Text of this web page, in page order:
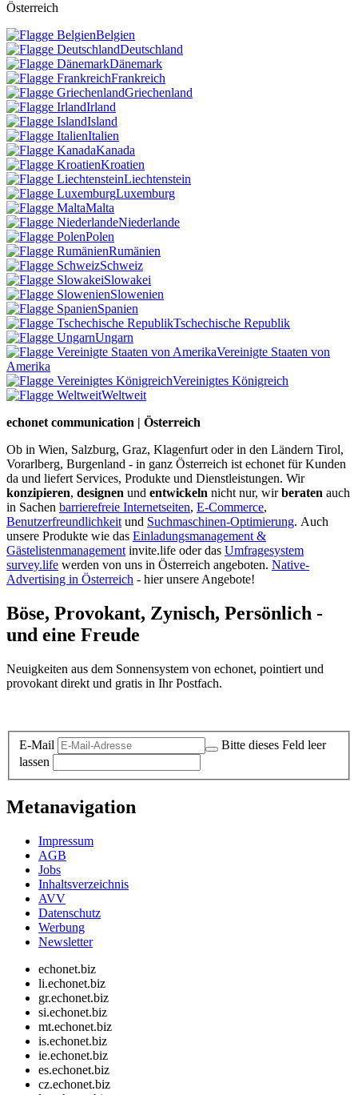
Österreich
Belgien
Deutschland
Dänemark
Frankreich
Griechenland
Irland
Island
Italien
Kanada
Kroatien
Liechtenstein
Luxemburg
Malta
Niederlande
Polen
Rumänien
Schweiz
Slowakei
Slowenien
Spanien
Tschechische Republik
Ungarn
Vereinigte Staaten von
Amerika
Vereinigtes Königreich
Weltweit
echonet communication | Österreich
Ob in Wien, Salzburg, Graz, Klagenfurt oder in den Ländern Tirol,
Vorarlberg, Burgenland - in ganz Österreich ist echonet für Kunden
da und liefert Services, Produkte und Dienstleistungen. Wir
konzipieren, designen und entwickeln nicht nur, wirberaten auch
in Sachen barrierefreie Internetseiten, E-Commerce,
Benutzerfreundlichkeit und Suchmaschinen-Optimierung. Auch
unsere Produkte wie das Einladungsmanagement &
Gästelistenmanagement invite.life oder das Umfragesystem
survey.life werden von uns in Österreich angeboten. Native-
Advertising in Österreich - hier unsere Angebote!
Böse, Provokant, Zynisch, Persönlich -
und eine Freude
Neuigkeiten aus dem Sonnensystem von echonet, pointiert und
provokant direkt und gratis in Ihr Postfach.
E-Mail
Bitte dieses Feld leer
lassen
Metanavigation
Impressum
AGB
Jobs
Inhaltsverzeichnis
AVV
Datenschutz
Werbung
Newsletter
echonet.biz
li.echonet.biz
gr.echonet.biz
si.echonet.biz
mt.echonet.biz
is.echonet.biz
ie.echonet.biz
es.echonet.biz
cz.echonet.biz